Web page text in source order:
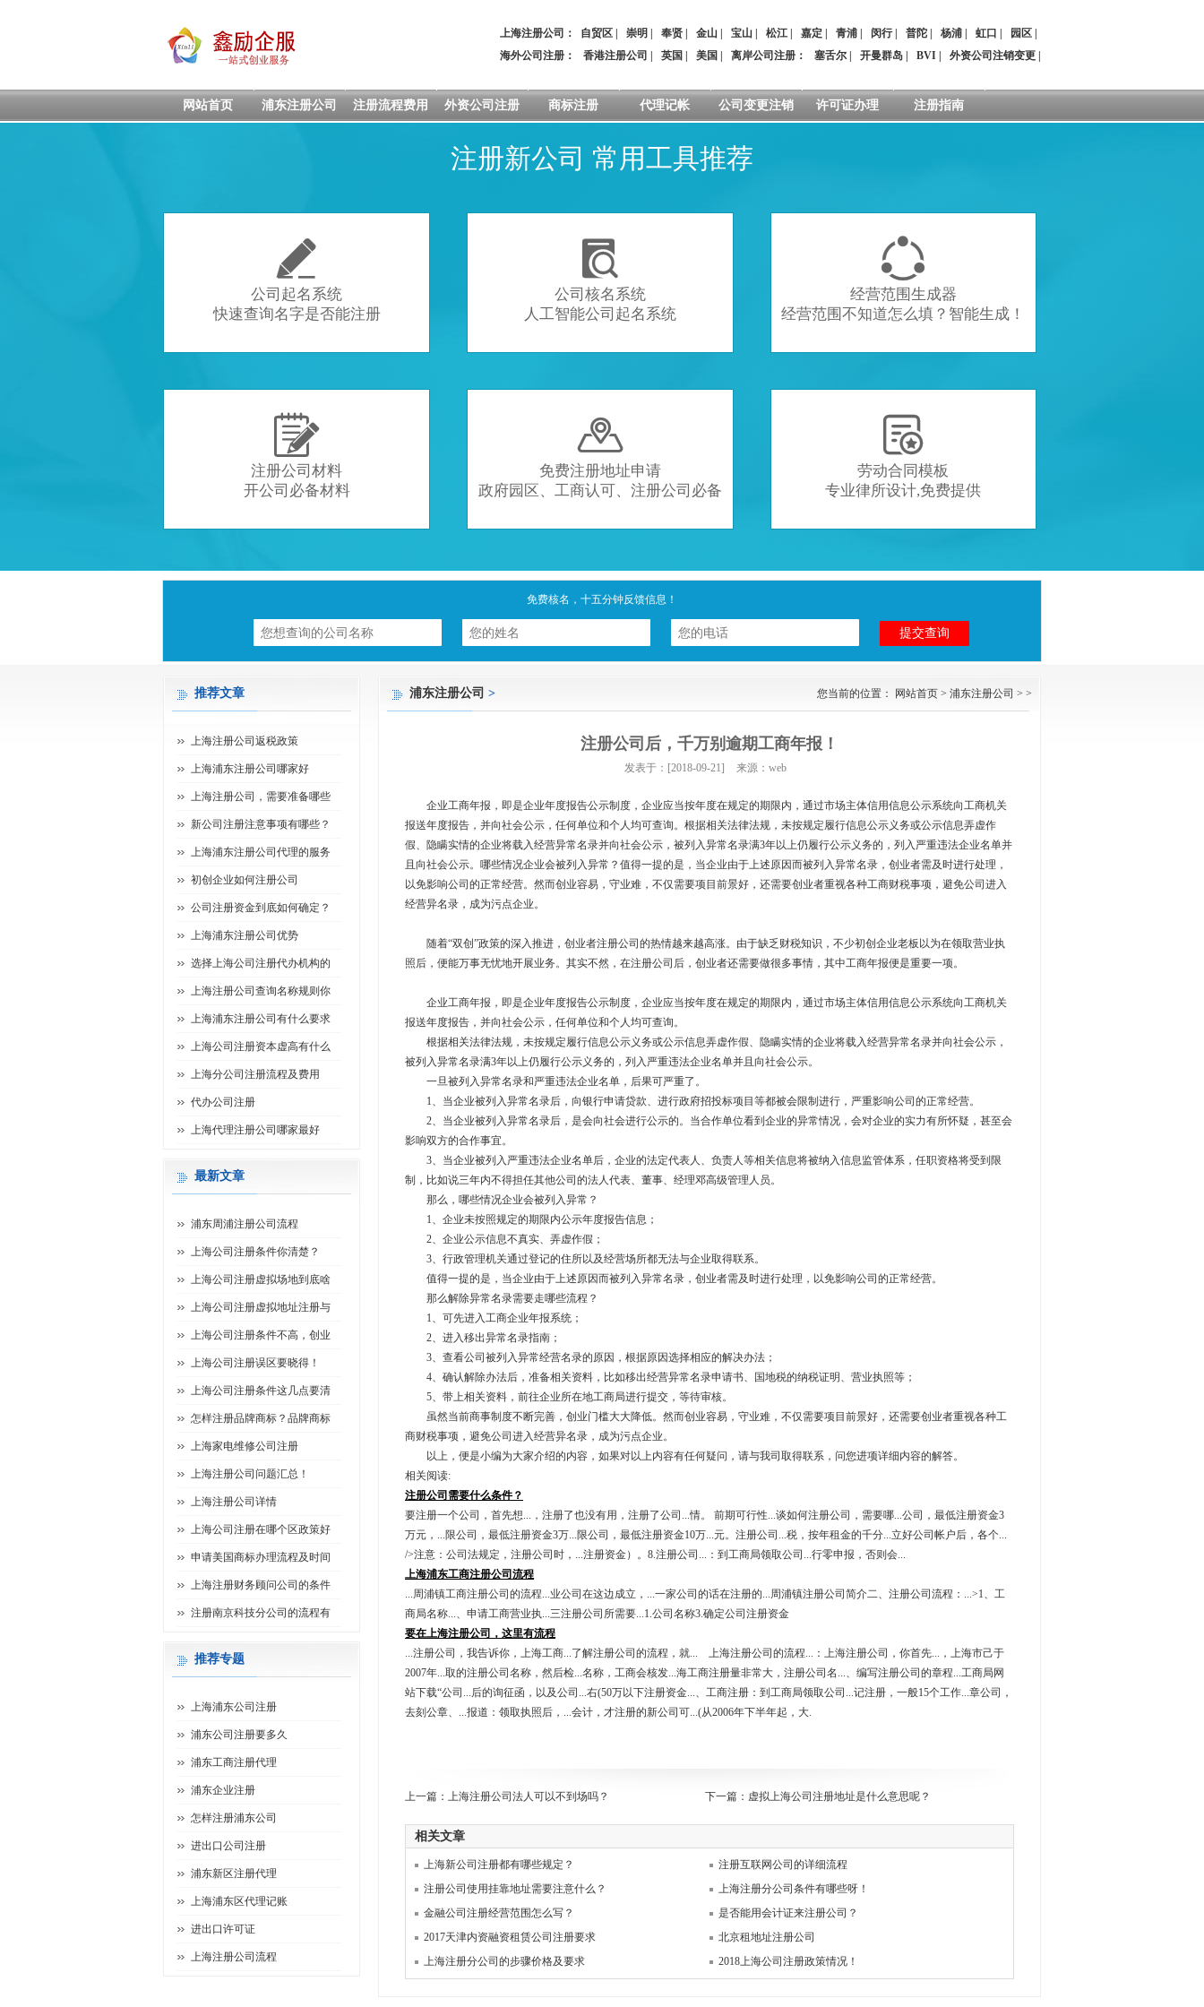
上海注册公司： 自贸区 崇明 奉贤 金山 宝山 松江 嘉定 青浦 闵行| 普陀 杨浦 虹口 园区
海外公司注册：
香港注册公司 英国 美国 离岸公司注册 ： 塞舌尔 开曼群岛 BVI 外资公司注销变更
网站首页 浦东注册公司 注册流程费用 外资公司注册 商标注册 代理记帐 公司变更注销 许可证办理 注册指南
注册新公司 常用工具推荐

公司起名系统
快速查询名字是否能注册

公司核名系统
人工智能公司起名系统

经营范围生成器
经营范围不知道怎么填？智能生成！

注册公司材料
开公司必备材料

免费注册地址申请
政府园区、工商认可、注册公司必备

劳动合同模板
专业律所设计,免费提供
免费核名，十五分钟反馈信息！
浦东注册公司 > 您当前的位置： 网站首页 > 浦东注册公司 > >
注册公司后，千万别逾期工商年报！
发表于：[2018-09-21] 来源：web
企业工商年报，即是企业年度报告公示制度，企业应当按年度在规定的期限内，通过市场主体信用信息公示系统向工商机关
报送年度报告，并向社会公示，任何单位和个人均可查询。根据相关法律法规，未按规定履行信息公示义务或公示信息弄虚作
假、隐瞒实情的企业将载入经营异常名录并向社会公示，被列入异常名录满3年以上仍履行公示义务的，列入严重违法企业名单并
且向社会公示。哪些情况企业会被列入异常？值得一提的是，当企业由于上述原因而被列入异常名录，创业者需及时进行处理，
以免影响公司的正常经营。然而创业容易，守业难，不仅需要项目前景好，还需要创业者重视各种工商财税事项，避免公司进入
经营异名录，成为污点企业。
随着“双创”政策的深入推进，创业者注册公司的热情越来越高涨。由于缺乏财税知识，不少初创企业老板以为在领取营业执
照后，便能万事无忧地开展业务。其实不然，在注册公司后，创业者还需要做很多事情，其中工商年报便是重要一项。
企业工商年报，即是企业年度报告公示制度，企业应当按年度在规定的期限内，通过市场主体信用信息公示系统向工商机关
报送年度报告，并向社会公示，任何单位和个人均可查询。
根据相关法律法规，未按规定履行信息公示义务或公示信息弄虚作假、隐瞒实情的企业将载入经营异常名录并向社会公示，
被列入异常名录满3年以上仍履行公示义务的，列入严重违法企业名单并且向社会公示。
一旦被列入异常名录和严重违法企业名单，后果可严重了。
1、当企业被列入异常名录后，向银行申请贷款、进行政府招投标项目等都被会限制进行，严重影响公司的正常经营。
2、当企业被列入异常名录后，是会向社会进行公示的。当合作单位看到企业的异常情况，会对企业的实力有所怀疑，甚至会
影响双方的合作事宜。
3、当企业被列入严重违法企业名单后，企业的法定代表人、负责人等相关信息将被纳入信息监管体系，任职资格将受到限
制，比如说三年内不得担任其他公司的法人代表、董事、经理邓高级管理人员。
那么，哪些情况企业会被列入异常？
1、企业未按照规定的期限内公示年度报告信息；
2、企业公示信息不真实、弄虚作假；
3、行政管理机关通过登记的住所以及经营场所都无法与企业取得联系。
值得一提的是，当企业由于上述原因而被列入异常名录，创业者需及时进行处理，以免影响公司的正常经营。
那么解除异常名录需要走哪些流程？
1、可先进入工商企业年报系统；
2、进入移出异常名录指南；
3、查看公司被列入异常经营名录的原因，根据原因选择相应的解决办法；
4、确认解除办法后，准备相关资料，比如移出经营异常名录申请书、国地税的纳税证明、营业执照等；
5、带上相关资料，前往企业所在地工商局进行提交，等待审核。
虽然当前商事制度不断完善，创业门槛大大降低。然而创业容易，守业难，不仅需要项目前景好，还需要创业者重视各种工
商财税事项，避免公司进入经营异名录，成为污点企业。
以上，便是小编为大家介绍的内容，如果对以上内容有任何疑问，请与我司取得联系，问您进项详细内容的解答。
相关阅读:
注册公司需要什么条件？
要注册一个公司，首先想...，注册了也没有用，注册了公司...情。 前期可行性...谈如何注册公司，需要哪...公司，最低注册资金3
万元，...限公司，最低注册资金3万...限公司，最低注册资金10万...元。注册公司...税，按年租金的千分...立好公司帐户后，各个...
/>注意：公司法规定，注册公司时，...注册资金）。8.注册公司...：到工商局领取公司...行零申报，否则会...
上海浦东工商注册公司流程
...周浦镇工商注册公司的流程...业公司在这边成立，...一家公司的话在注册的...周浦镇注册公司简介二、注册公司流程：...>1、工
商局名称...、申请工商营业执...三注册公司所需要...1.公司名称3.确定公司注册资金
要在上海注册公司，这里有流程
...注册公司，我告诉你，上海工商...了解注册公司的流程，就... 上海注册公司的流程...：上海注册公司，你首先...，上海市己于
2007年...取的注册公司名称，然后检...名称，工商会核发...海工商注册量非常大，注册公司名...、编写注册公司的章程...工商局网
站下载“公司...后的询征函，以及公司...右(50万以下注册资金...、工商注册：到工商局领取公司...记注册，一般15个工作...章公司，
去刻公章、...报道：领取执照后，...会计，才注册的新公司可...(从2006年下半年起，大.
上一篇： 上海注册公司法人可以不到场吗？ 下一篇： 虚拟上海公司注册地址是什么意思呢？
相关文章
上海新公司注册都有哪些规定？
注册互联网公司的详细流程
注册公司使用挂靠地址需要注意什么？
上海注册分公司条件有哪些呀！
金融公司注册经营范围怎么写？
是否能用会计证来注册公司？
2017天津内资融资租赁公司注册要求
北京租地址注册公司
上海注册分公司的步骤价格及要求
2018上海公司注册政策情况！
推荐文章
上海注册公司返税政策
上海浦东注册公司哪家好
上海注册公司，需要准备哪些
新公司注册注意事项有哪些？
上海浦东注册公司代理的服务
初创企业如何注册公司
公司注册资金到底如何确定？
上海浦东注册公司优势
选择上海公司注册代办机构的
上海注册公司查询名称规则你
上海浦东注册公司有什么要求
上海公司注册资本虚高有什么
上海分公司注册流程及费用
代办公司注册
上海代理注册公司哪家最好
最新文章
浦东周浦注册公司流程
上海公司注册条件你清楚？
上海公司注册虚拟场地到底啥
上海公司注册虚拟地址注册与
上海公司注册条件不高，创业
上海公司注册误区要晓得！
上海公司注册条件这几点要清
怎样注册品牌商标？品牌商标
上海家电维修公司注册
上海注册公司问题汇总！
上海注册公司详情
上海公司注册在哪个区政策好
申请美国商标办理流程及时间
上海注册财务顾问公司的条件
注册南京科技分公司的流程有
推荐专题
上海浦东公司注册
浦东公司注册要多久
浦东工商注册代理
浦东企业注册
怎样注册浦东公司
进出口公司注册
浦东新区注册代理
上海浦东区代理记账
进出口许可证
上海注册公司流程